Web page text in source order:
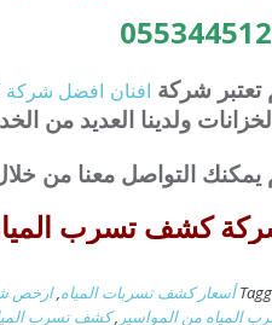
تعتبر شركة افنان افضل شركة
ولدينا العديد من
يمكنك التواصل معنا من
كشف تسرب المياه من
أسعار كشف تسربات المياه,ارخص
المياه من المواسير ,كشف تسرب